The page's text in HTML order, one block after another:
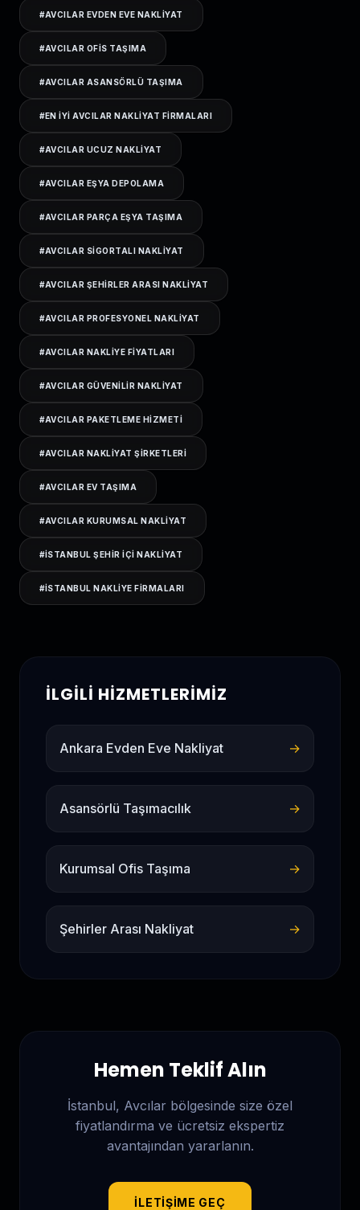
#AVCILAR EVDEN EVE NAKLIYAT
#AVCILAR OFIS TAŞIMA
#AVCILAR ASANSÖRLÜ TAŞIMA
#EN IYI AVCILAR NAKLIYAT FIRMALARI
#AVCILAR UCUZ NAKLIYAT
#AVCILAR EŞYA DEPOLAMA
#AVCILAR PARÇA EŞYA TAŞIMA
#AVCILAR SIGORTALI NAKLIYAT
#AVCILAR ŞEHIRLER ARASI NAKLIYAT
#AVCILAR PROFESYONEL NAKLIYAT
#AVCILAR NAKLIYE FIYATLARI
#AVCILAR GÜVENILIR NAKLIYAT
#AVCILAR PAKETLEME HIZMETI
#AVCILAR NAKLIYAT ŞIRKETLERI
#AVCILAR EV TAŞIMA
#AVCILAR KURUMSAL NAKLIYAT
#ISTANBUL ŞEHIR IÇI NAKLIYAT
#ISTANBUL NAKLIYE FIRMALARI
İLGILI HIZMETLERIMIZ
Ankara Evden Eve Nakliyat →
Asansörlü Taşımacılık →
Kurumsal Ofis Taşıma →
Şehirler Arası Nakliyat →
Hemen Teklif Alın
İstanbul, Avcılar bölgesinde size özel
fiyatlandırma ve ücretsiz ekspertiz
avantajından yararlanın.
İLETIŞIME GEÇ